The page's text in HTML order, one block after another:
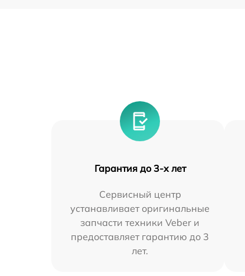
Гарантия до 3-х лет
Сервисный центр
устанавливает оригинальные
запчасти техники Veber и
предоставляет гарантию до 3
лет.